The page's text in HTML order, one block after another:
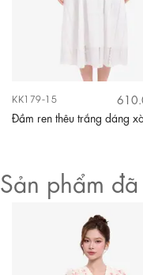
KK179-15
Đầm ren thêu trắng dáng
Sản phẩm